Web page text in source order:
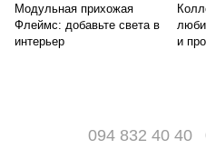
Модульная прихожая
Флеймс: добавьте света в
интерьер
и
094 832 40 40